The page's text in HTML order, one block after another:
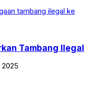
Tambang Ilegal
2025